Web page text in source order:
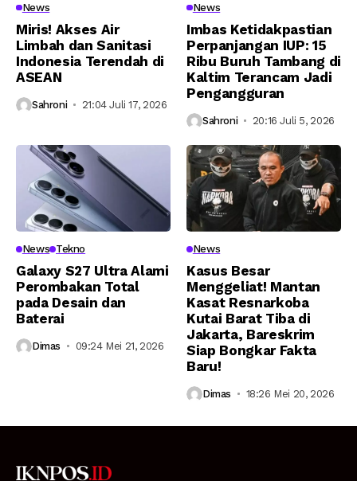
News
Miris! Akses Air
Limbah dan Sanitasi
Indonesia Terendah di
ASEAN
Sahroni 21:04 Juli 17, 2026
News
Imbas Ketidakpastian
Perpanjangan IUP: 15
Ribu Buruh Tambang di
Kaltim Terancam Jadi
Pengangguran
Sahroni 20:16 Juli 5, 2026
News Tekno
Galaxy S27 Ultra Alami
Perombakan Total
pada Desain dan
Baterai
Dimas 09:24 Mei 21, 2026
News
Kasus Besar
Menggeliat! Mantan
Kasat Resnarkoba
Kutai Barat Tiba di
Jakarta, Bareskrim
Siap Bongkar Fakta
Baru!
Dimas 18:26 Mei 20, 2026